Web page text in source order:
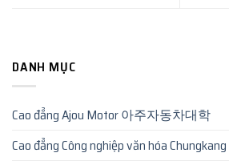
DANH MỤC
Cao đẳng Ajou Motor 아주자동차대학
Cao đẳng Công nghiệp văn hóa